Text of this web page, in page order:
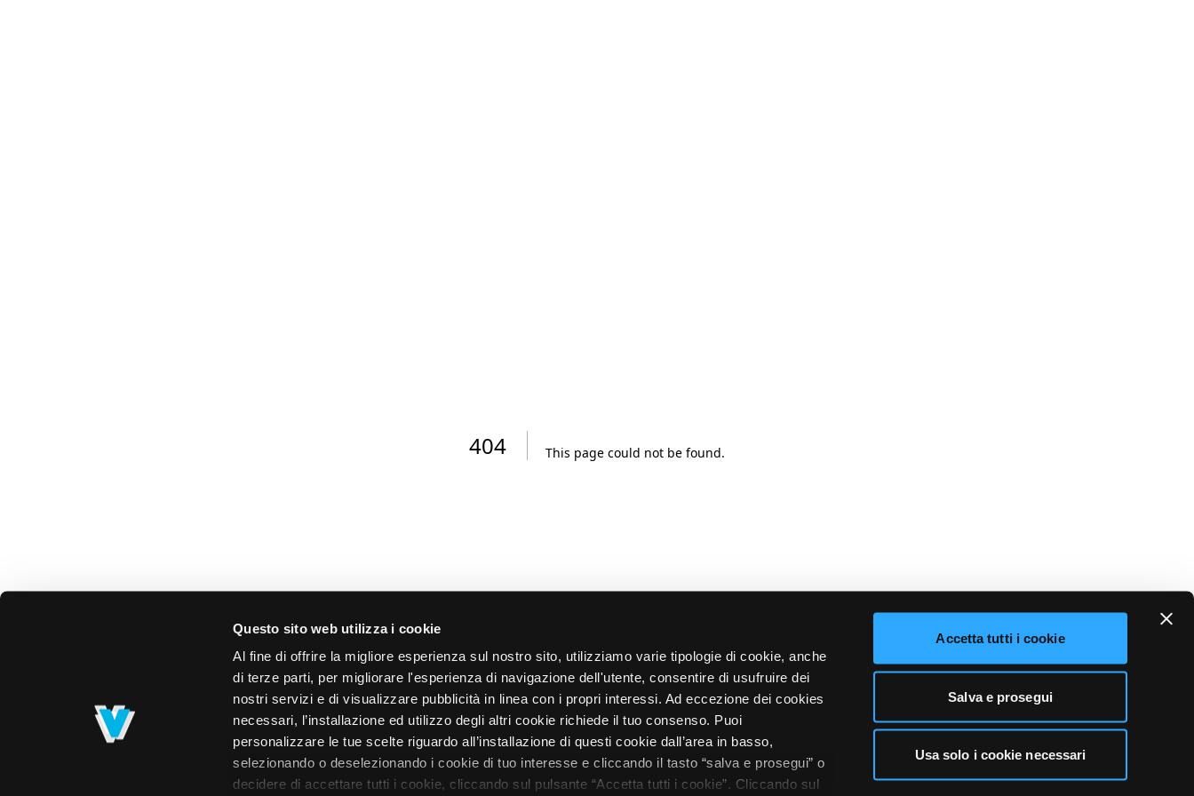
Questo sito web utilizza i cookie
Al fine di offrire la migliore esperienza sul nostro sito, utilizziamo varie tipologie di cookie, anche
di terze parti, per migliorare l'esperienza di navigazione dell'utente, consentire di usufruire dei
nostri servizi e di visualizzare pubblicità in linea con i propri interessi. Ad eccezione dei cookies
necessari, l’installazione ed utilizzo degli altri cookie richiede il tuo consenso. Puoi
personalizzare le tue scelte riguardo all’installazione di questi cookie dall’area in basso,
selezionando o deselezionando i cookie di tuo interesse e cliccando il tasto “salva e prosegui” o
decidere di accettare tutti i cookie, cliccando sul pulsante “Accetta tutti i cookie”. Cliccando sul
Accetta tutti i cookie
Salva e prosegui
Usa solo i cookie necessari
404 This page could not be found.